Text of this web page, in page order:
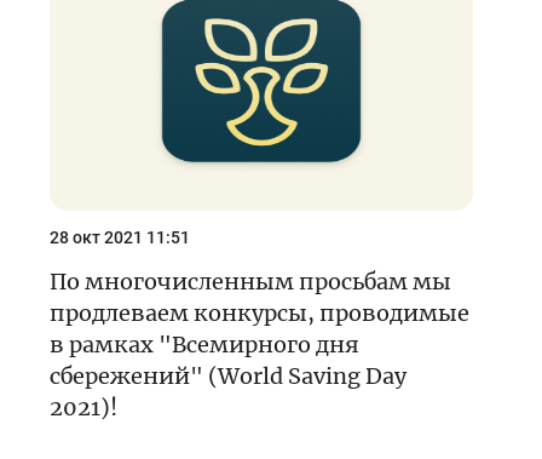
Кейс-чемпионат
Тренинги и семинары
Проекты в СМИ
Интерактивные услуги
Фотогалерея
О проекте
Поиск по сайту
28 окт 2021 11:51
По многочисленным просьбам мы
продлеваем конкурсы, проводимые
в рамках "Всемирного дня
сбережений" (World Saving Day
2021)!